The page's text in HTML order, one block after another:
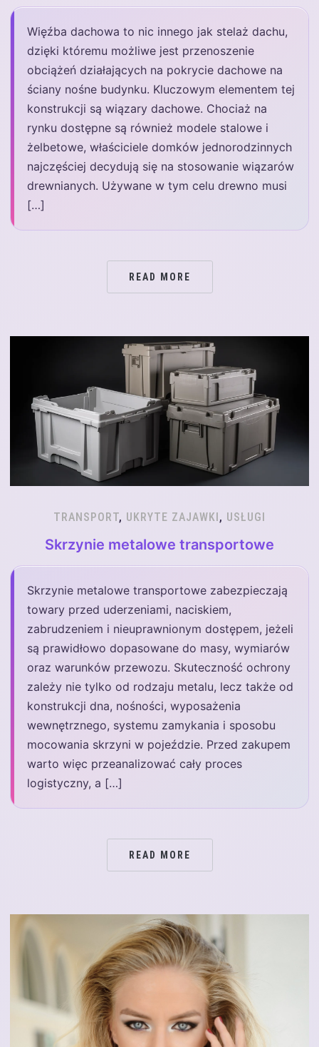
Więźba dachowa to nic innego jak stelaż dachu,
dzięki któremu możliwe jest przenoszenie
obciążeń działających na pokrycie dachowe na
ściany nośne budynku. Kluczowym elementem tej
konstrukcji są wiązary dachowe. Chociaż na
rynku dostępne są również modele stalowe i
żelbetowe, właściciele domków jednorodzinnych
najczęściej decydują się na stosowanie wiązarów
drewnianych. Używane w tym celu drewno musi
[…]
READ MORE
TRANSPORT, UKRYTE ZAJAWKI, USŁUGI
Skrzynie metalowe transportowe
Skrzynie metalowe transportowe zabezpieczają
towary przed uderzeniami, naciskiem,
zabrudzeniem i nieuprawnionym dostępem, jeżeli
są prawidłowo dopasowane do masy, wymiarów
oraz warunków przewozu. Skuteczność ochrony
zależy nie tylko od rodzaju metalu, lecz także od
konstrukcji dna, nośności, wyposażenia
wewnętrznego, systemu zamykania i sposobu
mocowania skrzyni w pojeździe. Przed zakupem
warto więc przeanalizować cały proces
logistyczny, a […]
READ MORE